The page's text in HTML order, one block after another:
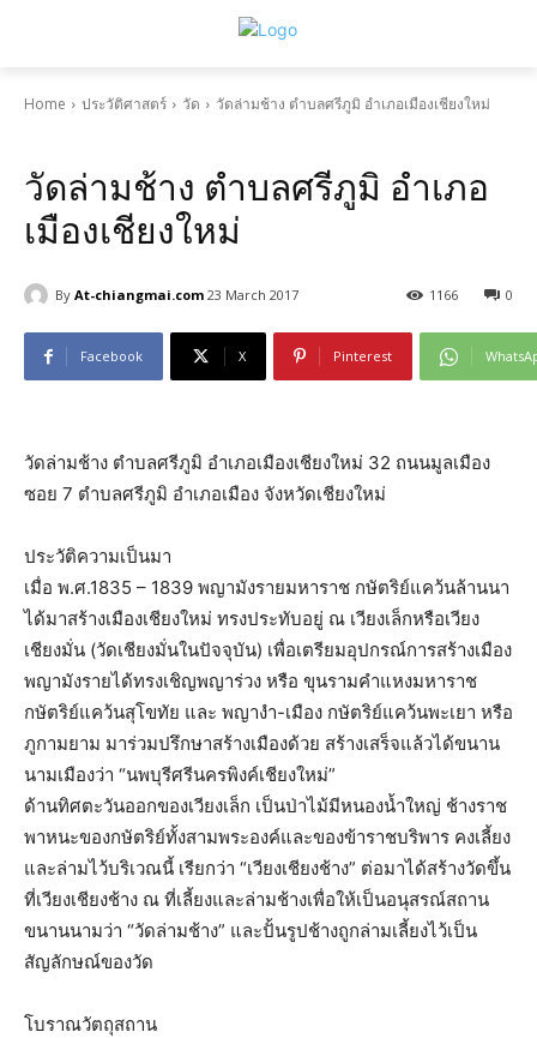
Home ประวัติศาสตร์ วัด วัดล่ามช้าง ตำบลศรีภูมิ อำเภอเมืองเชียงใหม่
วัดล่ามช้าง ตำบลศรีภูมิ อำเภอ
เมืองเชียงใหม่
By At-chiangmai.com 23 March 2017 0
1166
Facebook X Pinterest
วัดล่ามช้าง ตำบลศรีภูมิ อำเภอเมืองเชียงใหม่ 32 ถนนมูลเมือง
ซอย 7 ตำบลศรีภูมิ อำเภอเมือง จังหวัดเชียงใหม่
ประวัติความเป็นมา
เมื่อ พ.ศ.1835 – 1839 พญามังรายมหาราช กษัตริย์แคว้นล้านนา
ได้มาสร้างเมืองเชียงใหม่ ทรงประทับอยู่ ณ เวียงเล็กหรือเวียง
เชียงมั่น (วัดเชียงมั่นในปัจจุบัน) เพื่อเตรียมอุปกรณ์การสร้างเมือง
พญามังรายได้ทรงเชิญพญาร่วง หรือ ขุนรามคำแหงมหาราช
กษัตริย์แคว้นสุโขทัย และ พญางำ-เมือง กษัตริย์แคว้นพะเยา หรือ
ภูกามยาม มาร่วมปรึกษาสร้างเมืองด้วย สร้างเสร็จแล้วได้ขนาน
นามเมืองว่า “นพบุรีศรีนครพิงค์เชียงใหม่”
ด้านทิศตะวันออกของเวียงเล็ก เป็นป่าไม้มีหนองน้ำใหญ่ ช้างราช
พาหนะของกษัตริย์ทั้งสามพระองค์และของข้าราชบริพาร คงเลี้ยง
และล่ามไว้บริเวณนี้ เรียกว่า “เวียงเชียงช้าง” ต่อมาได้สร้างวัดขึ้น
ที่เวียงเชียงช้าง ณ ที่เลี้ยงและล่ามช้างเพื่อให้เป็นอนุสรณ์สถาน
ขนานนามว่า “วัดล่ามช้าง” และปั้นรูปช้างถูกล่ามเลี้ยงไว้เป็น
สัญลักษณ์ของวัด
โบราณวัตถุสถาน